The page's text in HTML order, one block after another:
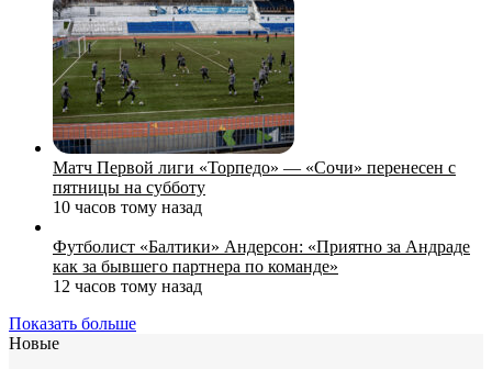
Матч Первой лиги «Торпедо» — «Сочи» перенесен с
пятницы на субботу
10 часов тому назад
Футболист «Балтики» Андерсон: «Приятно за Андраде
как за бывшего партнера по команде»
12 часов тому назад
Показать больше
Новые